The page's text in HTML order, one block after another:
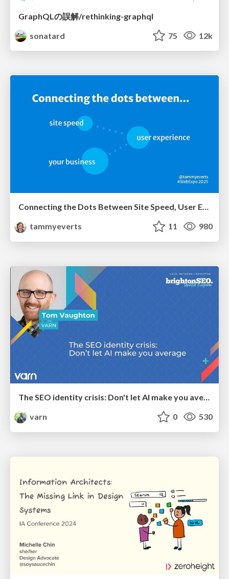
GraphQLの誤解/rethinking-graphql
sonatard
75 12k
Connecting the Dots Between Site Speed, User Experience & Your Business [WebExpo 2025]
tammyeverts
11 980
The SEO identity crisis: Don't let AI make you average
varn
0 530